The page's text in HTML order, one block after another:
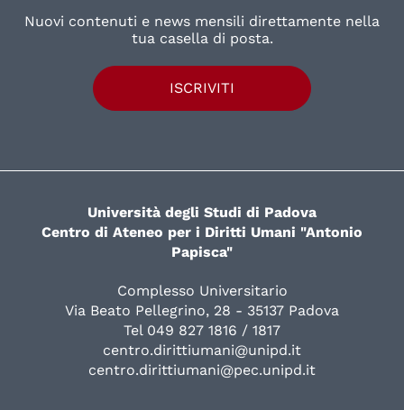
Nuovi contenuti e news mensili direttamente nella
tua casella di posta.
ISCRIVITI
Università degli Studi di Padova
Centro di Ateneo per i Diritti Umani "Antonio
Papisca"
Complesso Universitario
Via Beato Pellegrino, 28 - 35137 Padova
Tel 049 827 1816 / 1817
centro.dirittiumani@unipd.it
centro.dirittiumani@pec.unipd.it